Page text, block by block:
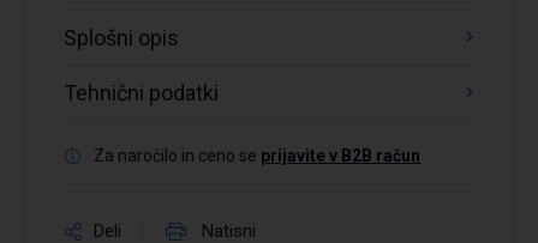
Splošni opis
Tehnični podatki
Za naročilo in ceno se prijavite v B2B račun
Deli Natisni